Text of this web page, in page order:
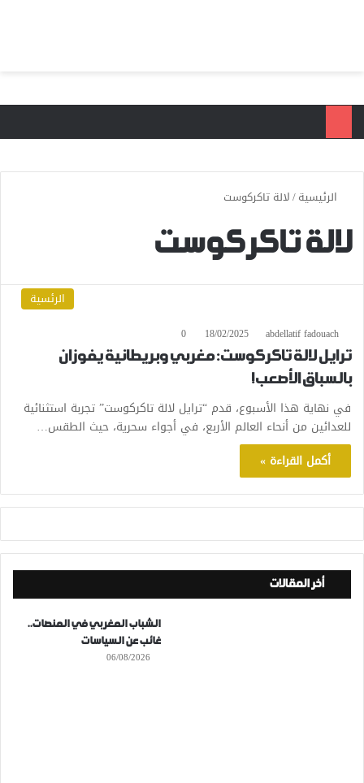
الرئيسية/لالة تاكركوست
لالة تاكركوست
الرئسية
abdellatif fadouach
18/02/2025
0
ترايل لالة تاكركوست: مغربي وبريطانية يفوزان
بالسباق الأصعب!
في نهاية هذا الأسبوع، قدم “ترايل لالة تاكركوست” تجربة استثنائية
للعدائين من أنحاء العالم الأربع، في أجواء سحرية، حيث الطقس…
أكمل القراءة »
أخر المقالات
الشباب المغربي في المنصات..
غائب عن السياسات
06/08/2026